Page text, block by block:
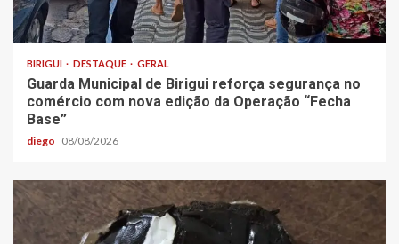
BIRIGUI DESTAQUE GERAL
Guarda Municipal de Birigui reforça segurança no
comércio com nova edição da Operação “Fecha
Base”
diego 08/08/2026